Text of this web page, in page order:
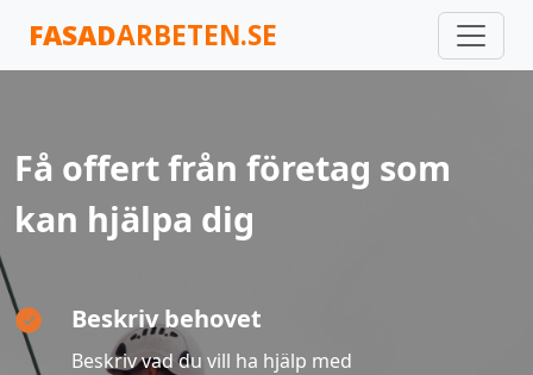
FASADARBETEN.SE
Få offert från företag som
kan hjälpa dig
Beskriv behovet
Beskriv vad du vill ha hjälp med